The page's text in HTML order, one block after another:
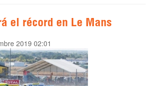
el récord en Le Mans
2019 02:01